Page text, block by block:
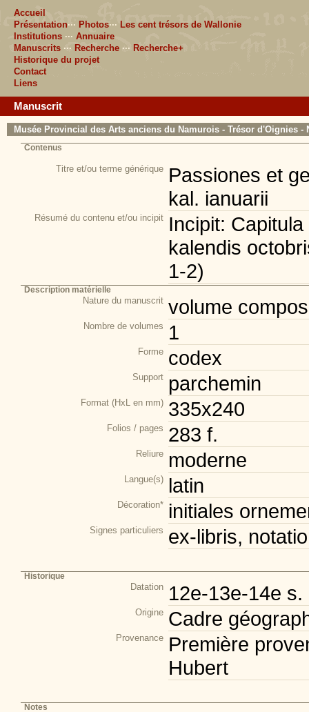
Accueil
Présentation··· Photos··· Les cent trésors de Wallonie
Institutions ··· Annuaire
Manuscrits ··· Recherche ··· Recherche+
Historique du projet
Contact
Liens
Manuscrit
Musée Provincial des Arts anciens du Namurois - Trésor d'Oignies -
Contenus
Titre et/ou terme générique Passiones et
kal. ianuarii
Résumé du contenu et/ou incipit Incipit:
kalendis
1-2)
Description matérielle
Nature du manuscrit volume
Nombre de volumes 1
Forme codex
Support parchemin
Format (HxL en mm) 335x240
Folios / pages 283 f.
Reliure moderne
Langue(s) latin
Décoration* initiales
Signes particuliers ex-libris,
Historique
Datation 12e-13e-14e s.
Origine Cadre
Provenance Première
Hubert
Notes